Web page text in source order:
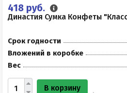
418 руб.
Династия Сумка Конфеты
Срок годности
Вложений в коробке
Вес
В корзину